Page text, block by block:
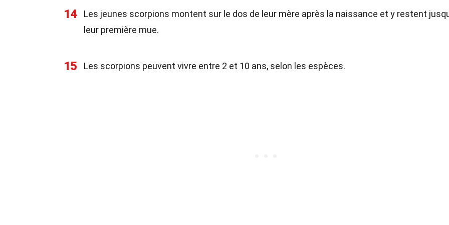
14
Les jeunes scorpions montent sur le dos de leur mère après la naissance et y restent
leur première mue.
15 Les scorpions peuvent vivre entre 2 et 10 ans, selon les espèces.